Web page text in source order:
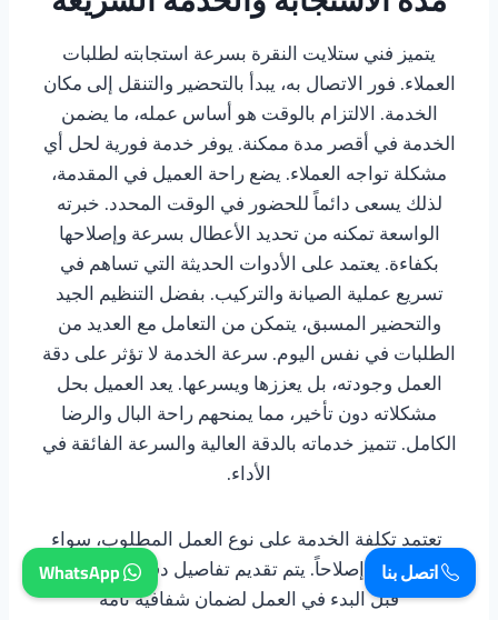
يتميز فني ستلايت النقرة بسرعة استجابته لطلبات
العملاء. فور الاتصال به، يبدأ بالتحضير والتنقل إلى مكان
الخدمة. الالتزام بالوقت هو أساس عمله، ما يضمن
الخدمة في أقصر مدة ممكنة. يوفر خدمة فورية لحل أي
مشكلة تواجه العملاء. يضع راحة العميل في المقدمة،
لذلك يسعى دائماً للحضور في الوقت المحدد. خبرته
الواسعة تمكنه من تحديد الأعطال بسرعة وإصلاحها
بكفاءة. يعتمد على الأدوات الحديثة التي تساهم في
تسريع عملية الصيانة والتركيب. بفضل التنظيم الجيد
والتحضير المسبق، يتمكن من التعامل مع العديد من
الطلبات في نفس اليوم. سرعة الخدمة لا تؤثر على دقة
العمل وجودته، بل يعززها ويسرعها. يعد العميل بحل
مشكلاته دون تأخير، مما يمنحهم راحة البال والرضا
الكامل. تتميز خدماته بالدقة العالية والسرعة الفائقة في
الأداء.
تعتمد تكلفة الخدمة على نوع العمل المطلوب، سواء
كان تركيباً أو إصلاحاً. يتم تقديم تفاصيل دقيقة عن التكلفة
قبل البدء في العمل لضمان شفافية تامة
اتصل بنا